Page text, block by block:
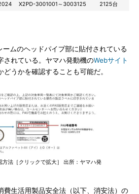
X2PD-3001001～3003125
2125台
ムのヘッドパイプ部に貼付されている
されている。ヤマハ発動機のWebサイト
うかを確認することも可能だ。
方法［クリックで拡大］ 出所：ヤマハ発
生活用製品安全法（以下、消安法）の